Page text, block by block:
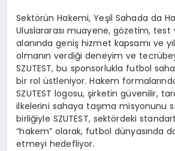
Sektörün Hakemi, Yeşil Sahada da
Uluslararası muayene, gözetim,
alanında geniş hizmet kapsamı ve
olmanın verdiği deneyim ve
SZUTEST, bu sponsorlukla futbol
bir rol üstleniyor. Hakem
SZUTEST logosu, şirketin güvenilir,
ilkelerini sahaya taşıma misyonunu
birliğiyle SZUTEST, sektördeki
“hakem” olarak, futbol dünyasında
etmeyi hedefliyor.